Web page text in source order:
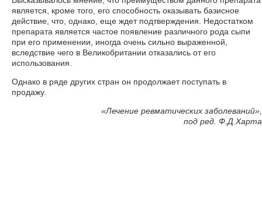
является, кроме того, его способность оказывать базисное
действие, что, однако, еще ждет подтверждения. Недостатком
препарата является частое появление различного рода сыпи
при его применении, иногда очень сильно выраженной,
вследствие чего в Великобритании отказались от его
использования.
Однако в ряде других стран он продолжает поступать в
продажу.
«Лечение ревматических заболеваний»,
под ред. Ф.Д.Харта